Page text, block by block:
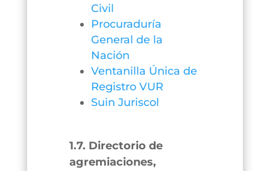
Civil
Procuraduría
General de la
Nación
Ventanilla Única de
Registro VUR
Suin Juriscol
1.7. Directorio de
agremiaciones,